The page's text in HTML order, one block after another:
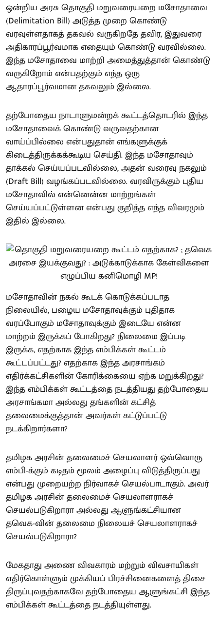
ஒன்றிய அரசு தொகுதி மறுவரையறை மசோதாவை
(Delimitation Bill) அடுத்த முறை கொண்டு
வரவுள்ளதாகத் தகவல் வருகிறதே தவிர, இதுவரை
அதிகாரப்பூர்வமாக எதையும் கொண்டு வரவில்லை.
இந்த மசோதாவை மாற்றி அமைத்துத்தான் கொண்டு
வருகிறோம் என்பதற்கும் எந்த ஒரு
ஆதாரப்பூர்வமான தகவலும் இல்லை.
தற்போதைய நாடாளுமன்றக் கூட்டத்தொடரில் இந்த
மசோதாவைக் கொண்டு வருவதற்கான
வாய்ப்பில்லை என்பதுதான் எங்களுக்குக்
கிடைத்திருக்கக்கூடிய செய்தி. இந்த மசோதாவும்
தாக்கல் செய்யப்படவில்லை, அதன் வரைவு நகலும்
(Draft Bill) வழங்கப்படவில்லை. வரவிருக்கும் புதிய
மசோதாவில் என்னென்ன மாற்றங்கள்
செய்யப்பட்டுள்ளன என்பது குறித்த எந்த விவரமும்
இதில் இல்லை.
மசோதாவின் நகல் கூடக் கொடுக்கப்படாத
நிலையில், பழைய மசோதாவுக்கும் புதிதாக
வரப்போகும் மசோதாவுக்கும் இடையே என்ன
மாற்றம் இருக்கப் போகிறது? நிலைமை இப்படி
இருக்க, எதற்காக இந்த எம்பிக்கள் கூட்டம்
கூட்டப்பட்டது? எதற்காக இந்த அரசாங்கம்
எதிர்க்கட்சிகளின் கோரிக்கையை ஏற்க மறுக்கிறது?
இந்த எம்பிக்கள் கூட்டத்தை நடத்தியது தற்போதைய
அரசாங்கமா அல்லது தங்களின் கட்சித்
தலைமைக்குத்தான் அவர்கள் கட்டுப்பட்டு
நடக்கிறார்களா?
தமிழக அரசின் தலைமைச் செயலாளர் ஒவ்வொரு
எம்பி-க்கும் கடிதம் மூலம் அழைப்பு விடுத்திருப்பது
என்பது முறையற்ற நிர்வாகச் செயல்பாடாகும். அவர்
தமிழக அரசின் தலைமைச் செயலாளராகச்
செயல்படுகிறாரா அல்லது ஆளுங்கட்சியான
தவெக-வின் தலைமை நிலையச் செயலாளராகச்
செயல்படுகிறாரா?
மேகதாது அணை விவகாரம் மற்றும் விவசாயிகள்
எதிர்கொள்ளும் முக்கியப் பிரச்சினைகளைத் திசை
திருப்புவதற்காகவே தற்போதைய ஆளுங்கட்சி இந்த
எம்பிக்கள் கூட்டத்தை நடத்தியுள்ளது.